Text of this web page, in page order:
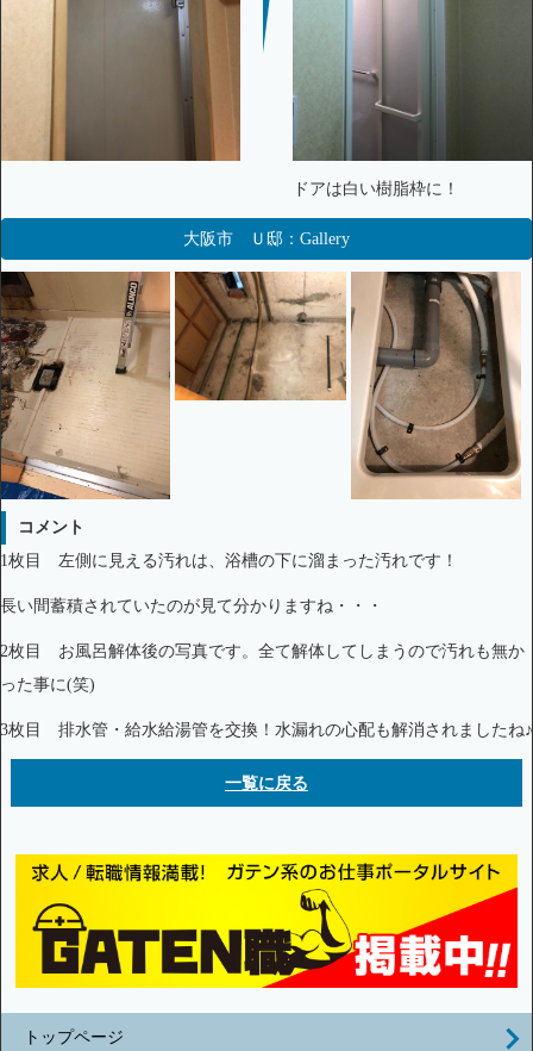
ドアは白い樹脂枠に！
大阪市 Ｕ邸：Gallery
コメント
1枚目 左側に見える汚れは、浴槽の下に溜まった汚れです！
長い間蓄積されていたのが見て分かりますね・・・
2枚目 お風呂解体後の写真です。全て解体してしまうので汚れも無か
った事に(笑)
3枚目 排水管・給水給湯管を交換！水漏れの心配も解消されましたね♪
一覧に戻る
トップページ